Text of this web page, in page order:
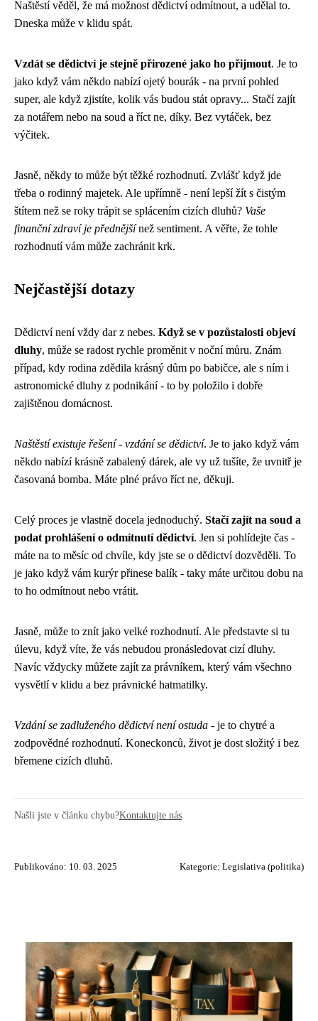
Naštěstí věděl, že má možnost dědictví odmítnout, a udělal to.
Dneska může v klidu spát.
Vzdát se dědictví je stejně přirozené jako ho přijmout. Je to
jako když vám někdo nabízí ojetý bourák - na první pohled
super, ale když zjistíte, kolik vás budou stát opravy... Stačí zajít
za notářem nebo na soud a říct ne, díky. Bez vytáček, bez
výčitek.
Jasně, někdy to může být těžké rozhodnutí. Zvlášť když jde
třeba o rodinný majetek. Ale upřímně - není lepší žít s čistým
štítem než se roky trápit se splácením cizích dluhů? Vaše
finanční zdraví je přednějšínež sentiment. A věřte, že tohle
rozhodnutí vám může zachránit krk.
Nejčastější dotazy
Dědictví není vždy dar z nebes. Když se v pozůstalosti objeví
dluhy, může se radost rychle proměnit v noční můru. Znám
případ, kdy rodina zdědila krásný dům po babičce, ale s ním i
astronomické dluhy z podnikání - to by položilo i dobře
zajištěnou domácnost.
Naštěstí existuje řešení - vzdání se dědictví. Je to jako když vám
někdo nabízí krásně zabalený dárek, ale vy už tušíte, že uvnitř je
časovaná bomba. Máte plné právo říct ne, děkuji.
Celý proces je vlastně docela jednoduchý. Stačí zajít na soud a
podat prohlášení o odmítnutí dědictví. Jen si pohlídejte čas -
máte na to měsíc od chvíle, kdy jste se o dědictví dozvěděli. To
je jako když vám kurýr přinese balík - taky máte určitou dobu na
to ho odmítnout nebo vrátit.
Jasně, může to znít jako velké rozhodnutí. Ale představte si tu
úlevu, když víte, že vás nebudou pronásledovat cizí dluhy.
Navíc vždycky můžete zajít za právníkem, který vám všechno
vysvětlí v klidu a bez právnické hatmatilky.
Vzdání se zadluženého dědictví není ostuda - je to chytré a
zodpovědné rozhodnutí. Koneckonců, život je dost složitý i bez
břemene cizích dluhů.
Našli jste v článku chybu?Kontaktujte nás
Publikováno: 10. 03. 2025 Kategorie: Legislativa (politika)